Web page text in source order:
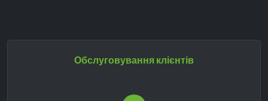
Обслуговування клієнтів